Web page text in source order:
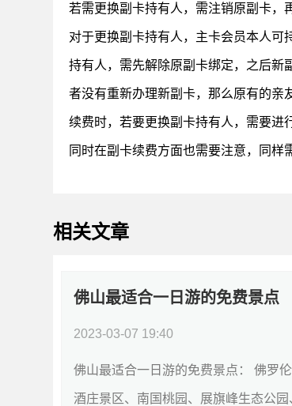
若需更换副卡持有人，需注销原副卡，
对于更换副卡持有人，主卡会员本人可
持有人，需先解除原副卡绑定，之后新
者没有重新办理新副卡，那么原有的亲
续费时，若要更换副卡持有人，需要进
同时在副卡续费方面也需要注意，同样
相关文章
佛山最适合一日游的免费景点
2023-03-07 19:40
佛山最适合一日游的免费景点： 佛罗
酒庄景区、南国桃园、展旗峰生态公